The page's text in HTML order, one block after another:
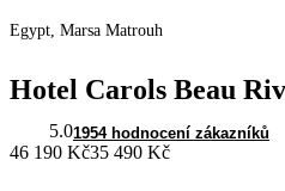
Egypt, Marsa Matrouh
Hotel Carols Beau
5.01954 hodnocení zákazníků
46 190 Kč35 490 Kč